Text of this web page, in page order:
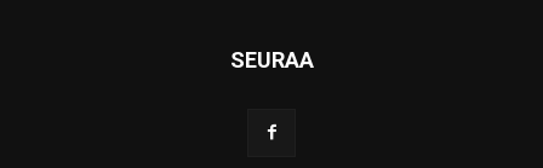
SEURAA